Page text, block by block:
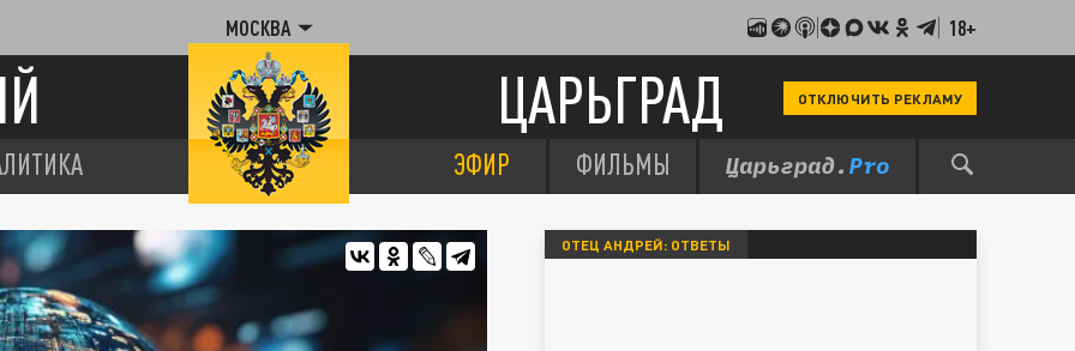
МОСКВА 18+
ЦАРЬГРАД ОТКЛЮЧИТЬ РЕКЛАМУ
ЭФИР ФИЛЬМЫ
ОТЕЦ АНДРЕЙ: ОТВЕТЫ